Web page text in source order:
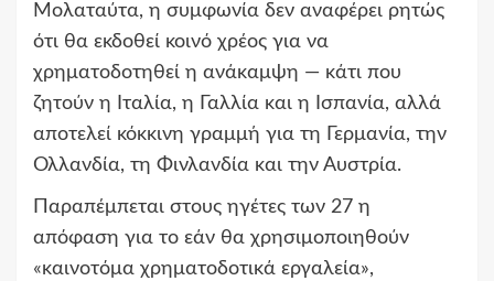
Μολαταύτα, η συμφωνία δεν αναφέρει ρητώς
ότι θα εκδοθεί κοινό χρέος για να
χρηματοδοτηθεί η ανάκαμψη — κάτι που
ζητούν η Ιταλία, η Γαλλία και η Ισπανία, αλλά
αποτελεί κόκκινη γραμμή για τη Γερμανία, την
Ολλανδία, τη Φινλανδία και την Αυστρία.
Παραπέμπεται στους ηγέτες των 27 η
απόφαση για το εάν θα χρησιμοποιηθούν
«καινοτόμα χρηματοδοτικά εργαλεία»,